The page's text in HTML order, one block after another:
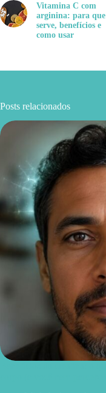
Vitamina C com
arginina: para que
serve, benefícios e
como usar
Posts relacionados